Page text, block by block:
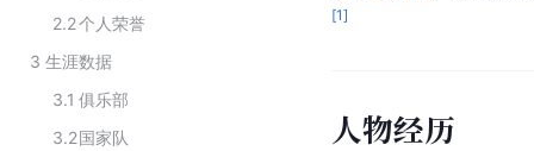
2.2个人荣誉
3 生涯数据
3.1 俱乐部
3.2国家队
[1]
人物经历